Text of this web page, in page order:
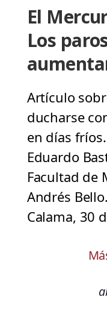
El
Los
Artículo
ducharse
en días
Eduardo
Facultad de
Andrés
Calama, 30